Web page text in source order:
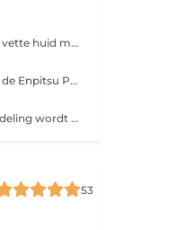
Deze behandeling is een echte bondgenoot voor de vette huid met neiging tot acne en combineert 5 werkingen: ze neutraliseert de talgproductie, verwijdert dode huidcellen, bestrijdt de verspreiding van bacteriën, ontstopt de poriën en verzacht ontstekingen.
Bij deze behandelingen wordt gebruik gemaakt van de Enpitsu Pen. Deze opent automatisch duizenden microkanaaltjes op de huid. Door middel van deze microperforaties kunnen de actieve bestanddelen van de bijhorende behandelingen doordringen tot diepere huidlagen, wat zorgt voor tal van behandelingsvoordelen en maximale doeltreffendheid. Je kan de optie "met Celluma" toevoegen: Celluma bevordert een natuurlijke fotobiochemische reactie vergelijkbaar met het proces van fotosynthese bij planten. Onderzoek heeft aangetoond dat LED-lichttherapie kan helpen de huidtextuur gladder te maken, de stevigheid en veerkracht van de huid te verbeteren, de activiteit van het lymfestelsel te verhogen, de natuurlijke cellulaire activiteit van de huid te herstellen en het verschijnen van fijne lijntjes, rimpels en oppervlakkige hyperpigmentatie te verminderen. De behandeling is voor alle huidtypes, niet-invasief en pijnloos.
Voor een droge en vermoeide huid. Met deze behandeling wordt de huid weer zacht en soepel. Het geeft een boost aan de huidcellen en verbeterd de teint. Het hydrateert tot in de diepte en geeft volume aan de huid.
53